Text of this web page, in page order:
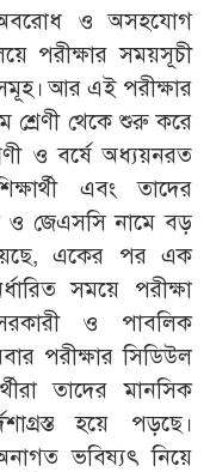
অবরোধ ও অসহযোগ
পরীক্ষার সময়সূচী
আর এই পরীক্ষার
শ্রেণী থেকে শুরু করে
ও বর্ষে অধ্যয়নরত
এবং তাদের
ও জেএসসি নামে বড়
একের পর এক
সময়ে পরীক্ষা
ও পাবলিক
পরীক্ষার সিডিউল
তাদের মানসিক
হয়ে পড়ছে।
ভবিষ্যৎ নিয়ে